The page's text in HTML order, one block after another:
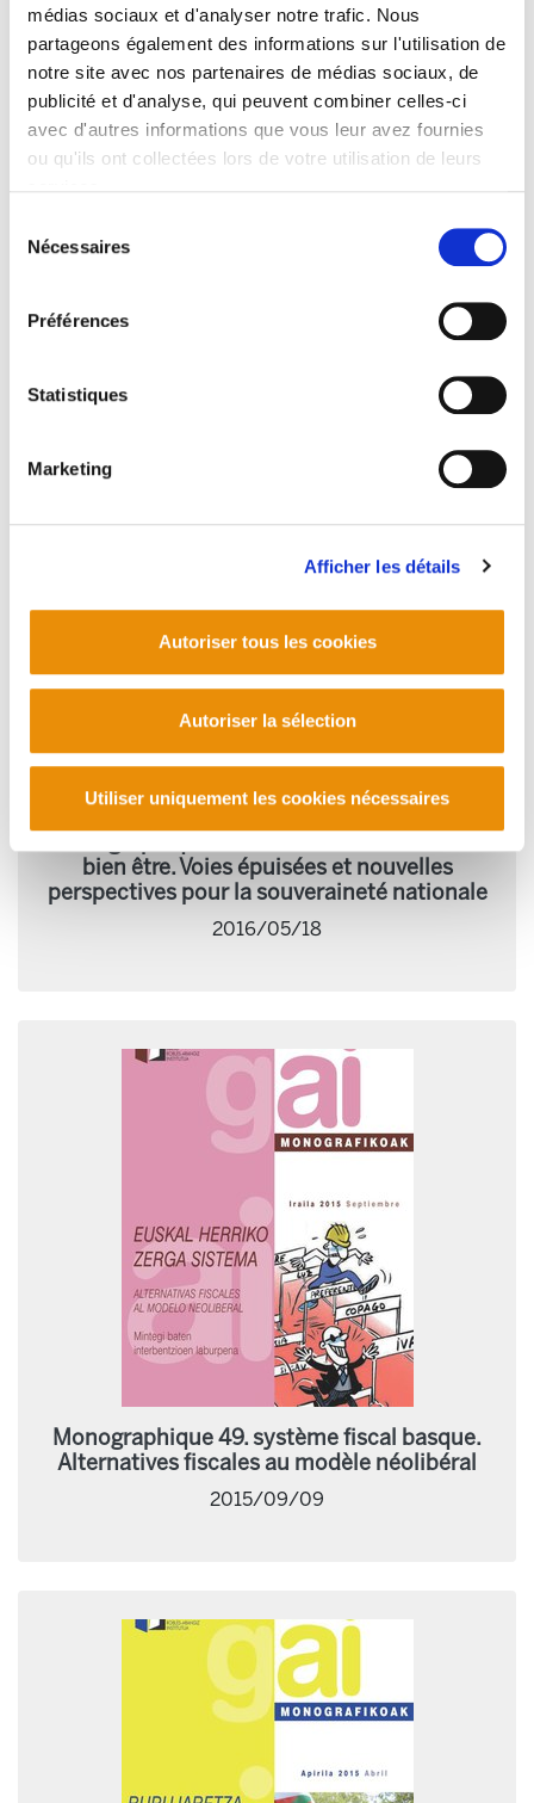
médias sociaux et d'analyser notre trafic. Nous
partageons également des informations sur l'utilisation de
notre site avec nos partenaires de médias sociaux, de
publicité et d'analyse, qui peuvent combiner celles-ci
avec d'autres informations que vous leur avez fournies
ou qu'ils ont collectées lors de votre utilisation de leurs
Nécessaires
Préférences
Statistiques
Marketing
Afficher les détails
Autoriser tous les cookies
Autoriser la sélection
Utiliser uniquement les cookies nécessaires
Gai Monografikoak 52: Langile klasea eta
bien être. Voies épuisées et nouvelles
perspectives pour la souveraineté nationale
2016/05/18
Monographique 49. système fiscal basque.
Alternatives fiscales au modèle néolibéral
2015/09/09